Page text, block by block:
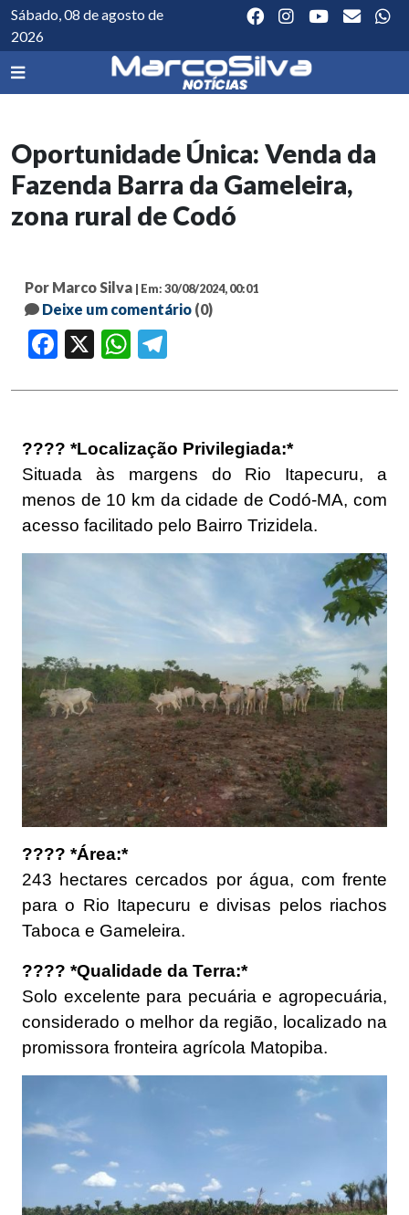
Sábado, 08 de agosto de
2026
Oportunidade Única: Venda da
Fazenda Barra da Gameleira,
zona rural de Codó
Por Marco Silva | Em: 30/08/2024, 00:01
Deixe um comentário (0)
Facebook WhatsApp
????️ *Localização Privilegiada:*
Situada às margens do Rio Itapecuru, a
menos de 10 km da cidade de Codó-MA, com
acesso facilitado pelo Bairro Trizidela.
???? *Área:*
243 hectares cercados por água, com frente
para o Rio Itapecuru e divisas pelos riachos
Taboca e Gameleira.
???? *Qualidade da Terra:*
Solo excelente para pecuária e agropecuária,
considerado o melhor da região, localizado na
promissora fronteira agrícola Matopiba.